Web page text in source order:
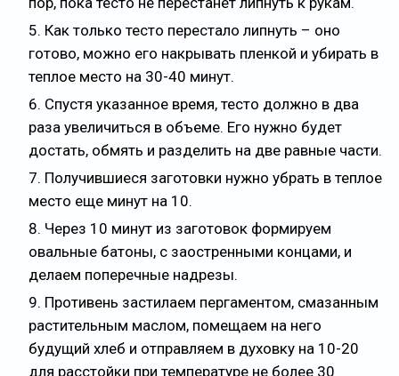
Как только тесто перестало липнуть – оно
готово, можно его накрывать пленкой и убирать в
теплое место на 30-40 минут.
Спустя указанное время, тесто должно в два
раза увеличиться в объеме. Его нужно будет
достать, обмять и разделить на две равные части.
Получившиеся заготовки нужно убрать в теплое
место еще минут на 10.
Через 10 минут из заготовок формируем
овальные батоны, с заостренными концами, и
делаем поперечные надрезы.
Противень застилаем пергаментом, смазанным
растительным маслом, помещаем на него
будущий хлеб и отправляем в духовку на 10-20
для расстойки при температуре не более 30